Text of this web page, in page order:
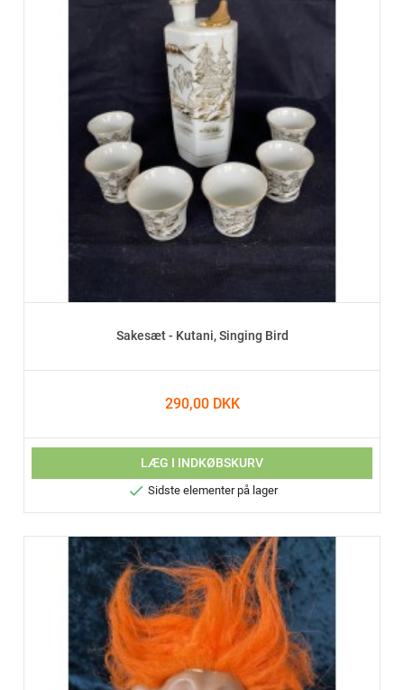
Sakesæt - Kutani, Singing Bird
290,00 DKK
LÆG I INDKØBSKURV
 Sidste elementer på lager